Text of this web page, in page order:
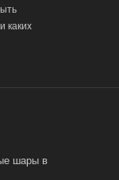
каких
шары в